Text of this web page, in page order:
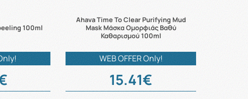
100ml
Ahava Time To Clear Purifying Mud
Mask Μάσκα Ομορφιάς Βαθύ
Καθαρισμού 100ml
WEB OFFER Only!
15.41€